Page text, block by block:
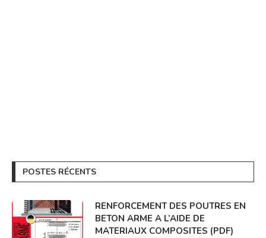
POSTES RÉCENTS
RENFORCEMENT DES POUTRES EN
BETON ARME A L’AIDE DE
MATERIAUX COMPOSITES (PDF)